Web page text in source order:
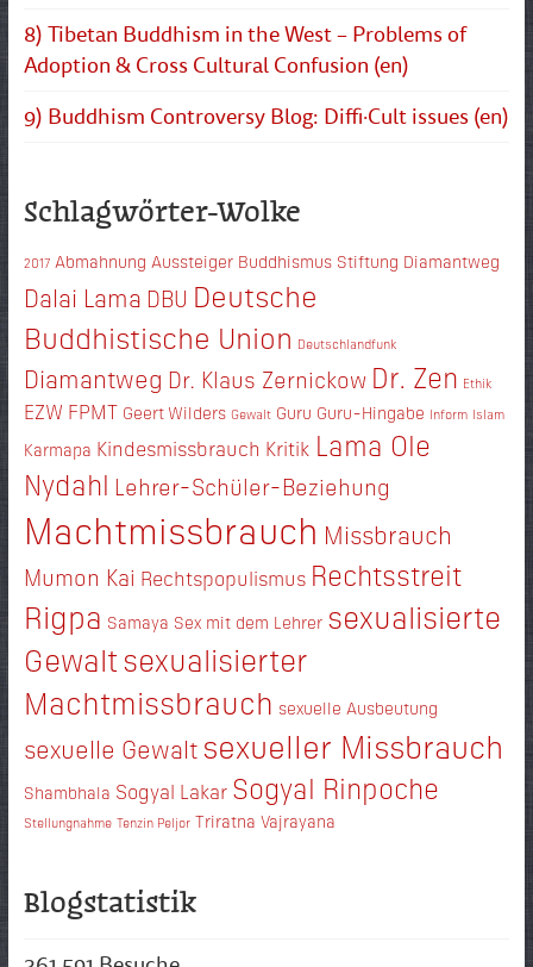
8) Tibetan Buddhism in the West – Problems of
Adoption & Cross Cultural Confusion (en)
9) Buddhism Controversy Blog: Diffi·Cult issues (en)
Schlagwörter-Wolke
2017 Abmahnung Aussteiger Buddhismus Stiftung Diamantweg
Dalai Lama DBU Deutsche
Buddhistische Union Deutschlandfunk
Diamantweg Dr. Klaus Zernickow Dr. Zen Ethik
EZW FPMT Geert Wilders Gewalt Guru Guru-Hingabe Inform Islam
Karmapa Kindesmissbrauch Kritik Lama Ole
Nydahl Lehrer-Schüler-Beziehung
Machtmissbrauch Missbrauch
Mumon Kai Rechtspopulismus Rechtsstreit
Rigpa Samaya Sex mit dem Lehrer sexualisierte
Gewaltsexualisierter
Machtmissbrauch sexuelle Ausbeutung
sexuelle Gewalt sexueller Missbrauch
Shambhala Sogyal Lakar Sogyal Rinpoche
Stellungnahme Tenzin Peljor Triratna Vajrayana
Blogstatistik